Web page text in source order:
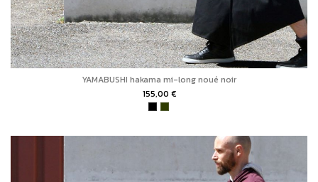
YAMABUSHI hakama mi-long noué noir
155,00 €